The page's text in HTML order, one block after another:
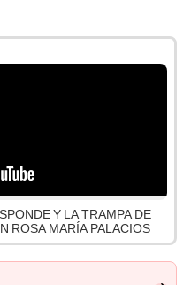
Y LA TRAMPA DE
ROSA MARÍA PALACIOS